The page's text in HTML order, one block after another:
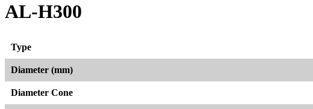
AL-H300
Type
Diameter (mm)
Diameter Cone